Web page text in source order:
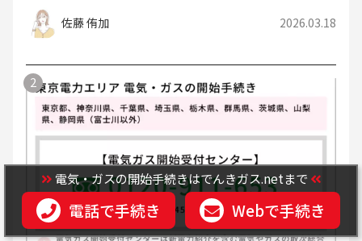
佐藤 侑加 2026.03.18
電気・ガスの開始手続きはでんきガス.netまで
電話で手続き Webで手続き